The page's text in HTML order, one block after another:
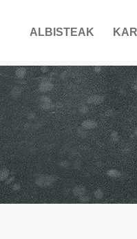
ALBISTEAK